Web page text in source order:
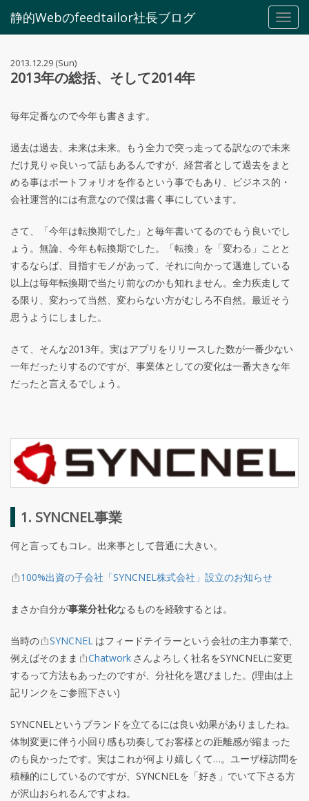
静的Webのfeedtailor社長ブログ
2013.12.29 (Sun)
2013年の総括、そして2014年
毎年定番なので今年も書きます。
過去は過去、未来は未来。もう全力で突っ走ってる訳なので未来
だけ見りゃ良いって話もあるんですが、経営者として過去をまと
める事はポートフォリオを作るという事でもあり、ビジネス的・
会社運営的には有意なので僕は書く事にしています。
さて、「今年は転換期でした」と毎年書いてるのでもう良いでし
ょう。無論、今年も転換期でした。「転換」を「変わる」ことと
するならば、目指すモノがあって、それに向かって邁進している
以上は毎年転換期で当たり前なのかも知れません。全力疾走して
る限り、変わって当然、変わらない方がむしろ不自然。最近そう
思うようにしました。
さて、そんな2013年。実はアプリをリリースした数が一番少ない
一年だったりするのですが、事業体としての変化は一番大きな年
だったと言えるでしょう。
1. SYNCNEL事業
何と言ってもコレ。出来事として普通に大きい。
100%出資の子会社「SYNCNEL株式会社」設立のお知らせ
まさか自分が事業分社化なるものを経験するとは。
当時の SYNCNEL はフィードテイラーという会社の主力事業で、
例えばそのまま
Chatwork さんよろしく社名をSYNCNELに変更
するって方法もあったのですが、分社化を選びました。(理由は上
記リンクをご参照下さい)
SYNCNELというブランドを立てるには良い効果がありましたね。
体制変更に伴う小回り感も功奏してお客様との距離感が縮まった
のも良かったです。実はこれが何より嬉しくて…。ユーザ様訪問を
積極的にしているのですが、SYNCNELを「好き」でいて下さる方
が沢山おられるんですよね。